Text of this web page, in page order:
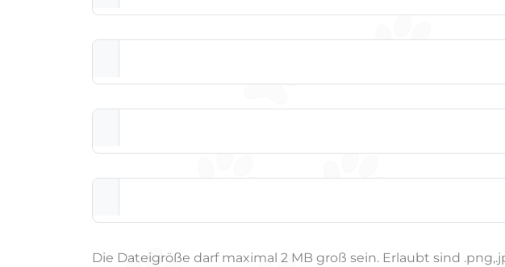
Die Dateigröße darf maximal 2 MB groß sein. Erlaubt sind